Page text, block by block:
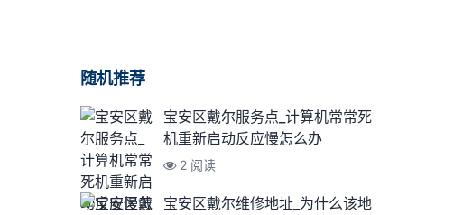
随机推荐
宝安区戴尔服务点_计算机常常死
机重新启动反应慢怎么办
2 阅读
宝安区戴尔维修地址_为什么该地